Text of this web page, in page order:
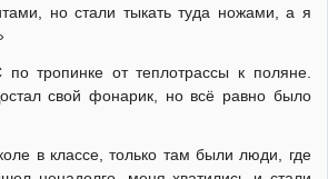
но стали тыкать туда ножами, а я
тропинке от теплотрассы к поляне.
свой фонарик, но всё равно было
в классе, только там были люди, где